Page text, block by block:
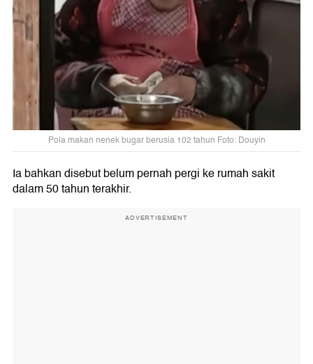
Pola makan nenek bugar berusia 102 tahun Foto: Douyin
Ia bahkan disebut belum pernah pergi ke rumah sakit
dalam 50 tahun terakhir.
ADVERTISEMENT